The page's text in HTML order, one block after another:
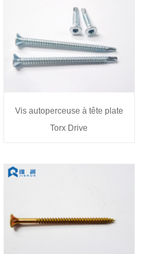
Vis autoperceuse à tête plate
Torx Drive